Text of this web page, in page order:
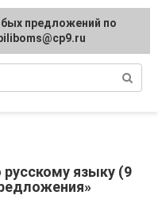
русскому языку (9
предложений по